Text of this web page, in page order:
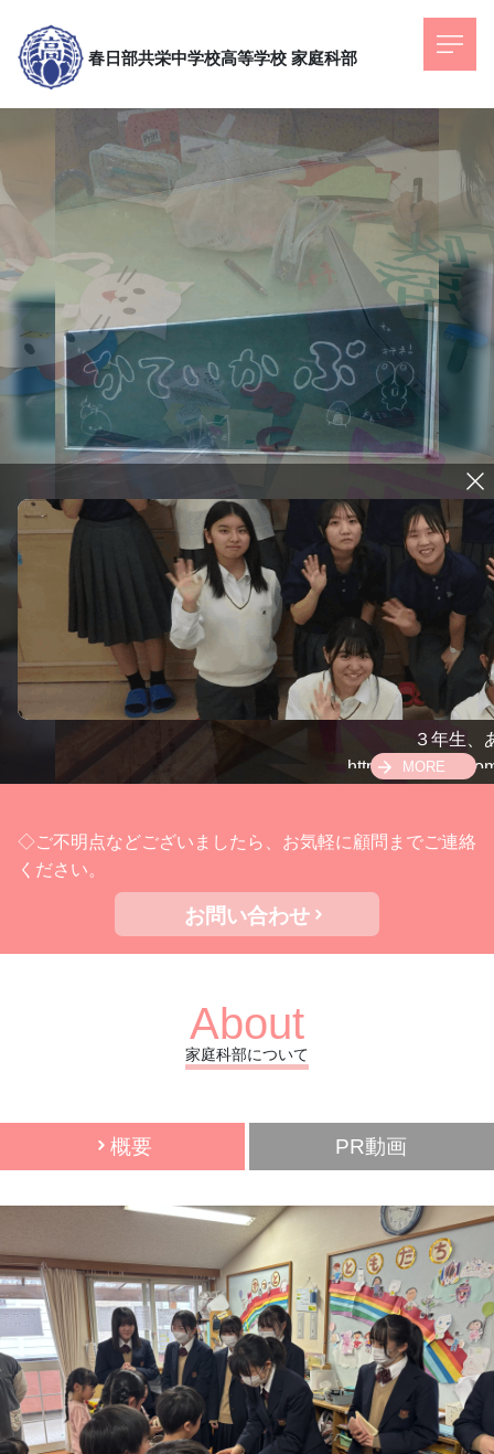
春日部共栄中学校高等学校 家庭科部
３年生、
https://MORE
ください。
お問い合わせ
家庭科部について
About
概要 PR動画